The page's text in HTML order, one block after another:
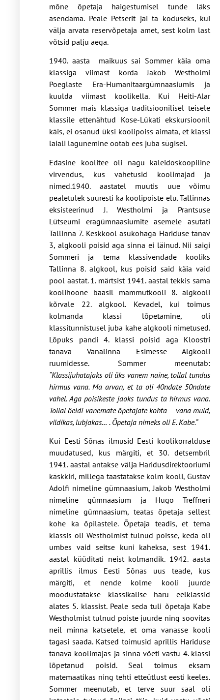
mõne õpetaja haigestumisel tunde läks
asendama. Peale Petserit jäi ta koduseks, kui
välja arvata reservõpetaja amet, sest kolm last
võtsid palju aega.
1940. aasta maikuus sai Sommer käia oma
klassiga viimast korda Jakob Westholmi
Poeglaste Era-Humanitaargümnaasiumis ja
kuulda viimast koolikella. Kui Heiti-Alar
Sommer mais klassiga traditsioonilisel teisele
klassile ettenähtud Kose-Lükati ekskursioonil
käis, ei osanud üksi koolipoiss aimata, et klassi
laiali lagunemine ootab ees juba sügisel.
Edasine koolitee oli nagu kaleidoskoopiline
virvendus, kus vahetusid koolimajad ja
nimed.1940. aastatel muutis uue võimu
pealetulek suuresti ka koolipoiste elu. Tallinnas
eksisteerinud J. Westholmi ja Prantsuse
Lütseumi eragümnaasiumite asemele asutati
Tallinna 7. Keskkool asukohaga Hariduse tänav
3, algkooli poisid aga sinna ei läinud. Nii saigi
Sommeri ja tema klassivendade kooliks
Tallinna 8. algkool, kus poisid said käia vaid
pool aastat. 1. märtsist 1941. aastal tekkis sama
koolihoone baasil mammutkooli 8. algkooli
kõrvale 22. algkool. Kevadel, kui toimus
kolmanda klassi lõpetamine, oli
klassitunnistusel juba kahe algkooli nimetused.
Lõpuks pandi 4. klassi poisid aga Kloostri
tänava Vanalinna Esimesse Algkooli
ruumidesse. Sommer meenutab:
“Klassijuhatajaks oli üks vanem naine, tollal tundus
hirmus vana. Ma arvan, et ta oli 40ndate 50ndate
vahel. Aga poisikeste jaoks tundus ta hirmus vana.
Tollal öeldi vanemate õpetajate kohta – vana muld,
vildikas, lubjakas… . Õpetaja nimeks oli E. Kabe.“
Kui Eesti Sõnas ilmusid Eesti koolikorralduse
muudatused, kus märgiti, et 30. detsembril
1941. aastal antakse välja Haridusdirektooriumi
käskkiri, millega taastatakse kolm kooli, Gustav
Adolfi nimeline gümnaasium, Jakob Westholmi
nimeline gümnaasium ja Hugo Treffneri
nimeline gümnaasium, teatas õpetaja sellest
kohe ka õpilastele. Õpetaja teadis, et tema
klassis oli Westholmist tulnud poisse, keda oli
umbes vaid seitse kuni kaheksa, sest 1941.
aastal küüditati neist kolmandik. 1942. aasta
aprillis ilmus Eesti Sõnas uus teade, kus
märgiti, et nende kolme kooli juurde
moodustatakse klassikalise haru eelklassid
alates 5. klassist. Peale seda tuli õpetaja Kabe
Westholmist tulnud poiste juurde ning soovitas
neil minna katsetele, et oma vanasse kooli
tagasi saada. Katsed toimusid aprillis Hariduse
tänava koolimajas ja sinna võeti vastu 4. klassi
lõpetanud poisid. Seal toimus eksam
matemaatikas ning tehti etteütlust eesti keeles.
Sommer meenutab, et terve suur saal oli